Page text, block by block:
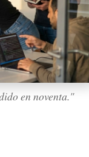
en noventa."